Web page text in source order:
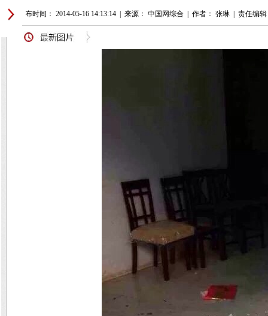
发布时间： 2014-05-16 14:13:14 来源： 中国网综合 作者： 张琳 责任编